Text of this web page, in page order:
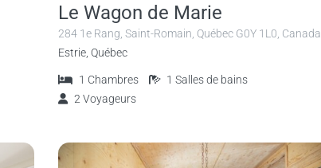
Le Wagon de Marie
284 1e Rang, Saint-Romain, Québec G0Y 1L0, Canada
Estrie, Québec
1 Chambres 1 Salles de bains
2 Voyageurs